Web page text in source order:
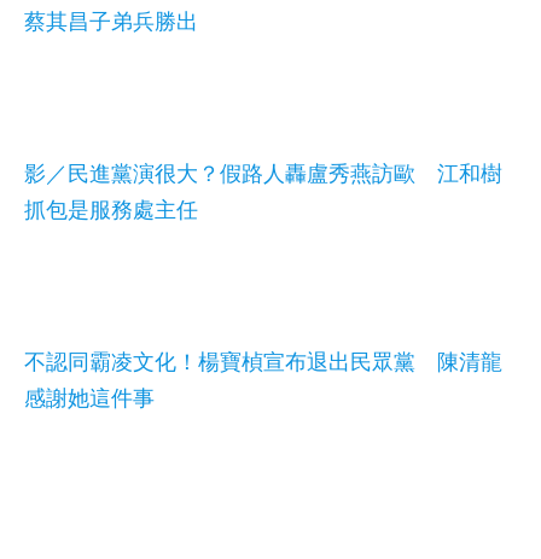
蔡其昌子弟兵勝出
影／民進黨演很大？假路人轟盧秀燕訪歐 江和樹
抓包是服務處主任
不認同霸凌文化！楊寶楨宣布退出民眾黨 陳清龍
感謝她這件事